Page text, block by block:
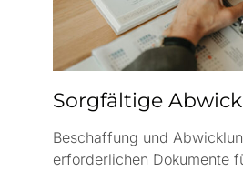
Sorgfältige
Beschaffung und
erforderlichen Dokumente